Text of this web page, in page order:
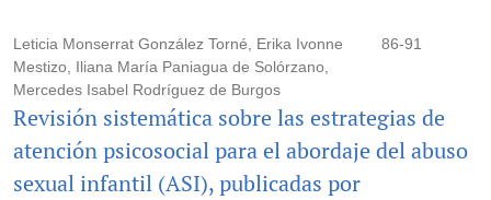
Leticia Monserrat González Torné, Erika Ivonne
Mestizo, Iliana María Paniagua de Solórzano,
Mercedes Isabel Rodríguez de Burgos
86-91
Revisión sistemática sobre las estrategias de
atención psicosocial para el abordaje del abuso
sexual infantil (ASI), publicadas por